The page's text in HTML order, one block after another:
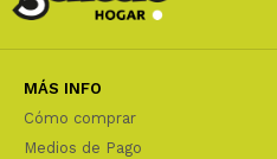
MÁS INFO
Cómo comprar
Medios de Pago